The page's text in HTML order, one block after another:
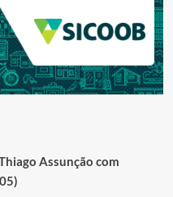
Assunção com